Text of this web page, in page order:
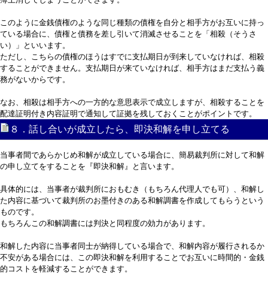
このように金銭債権のような同じ種類の債権を自分と相手方がお互いに持っ
ている場合に、債権と債務を差し引いて消滅させることを「相殺（そうさ
い）」といいます。
ただし、こちらの債権のほうはすでに支払期日が到来していなければ、相殺
することができません。支払期日が来ていなければ、相手方はまだ支払う義
務がないからです。
なお、相殺は相手方への一方的な意思表示で成立しますが、相殺することを
配達証明付き内容証明で通知して証拠を残しておくことがポイントです。
８．話し合いが成立したら、即決和解を申し立てる
当事者間であらかじめ和解が成立している場合に、簡易裁判所に対して和解
の申し立てをすることを『即決和解』と言います。
具体的には、当事者が裁判所におもむき（もちろん代理人でも可）、和解し
た内容に基づいて裁判所のお墨付きのある和解調書を作成してもらうという
ものです。
もちろんこの和解調書には判決と同程度の効力があります。
和解した内容に当事者同士が納得している場合で、和解内容が履行されるか
不安がある場合には、この即決和解を利用することでお互いに時間的・金銭
的コストを軽減することができます。